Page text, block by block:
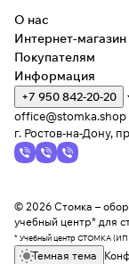
О нас
Интернет-магазин
Покупателям
Информация
+7 950 842-20-20
office@stomka.shop
г. Ростов-на-Дону,
© 2026 Стомка –
учебный центр* для
* Учебный центр СТОМКА (ИП
Темная тема